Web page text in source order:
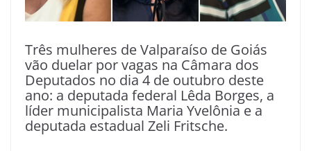
Três mulheres de Valparaíso de Goiás
vão duelar por vagas na Câmara dos
Deputados no dia 4 de outubro deste
ano: a deputada federal Lêda Borges, a
líder municipalista Maria Yvelônia e a
deputada estadual Zeli Fritsche.